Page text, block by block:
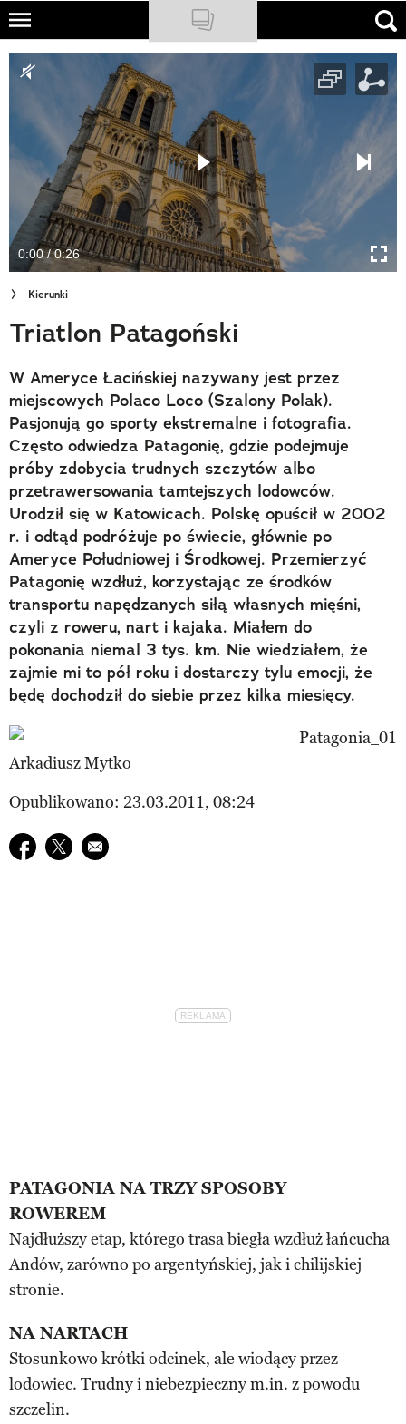
Skip
main
NATIONAL GEOGRAPHIC
PODCASTY
Sklep
Newsletter
Cuda Polski
Wielki Konkurs Fotograficzny
Trendbook Podróżniczy
Polecane
0:00 / 0:26
Kierunki
Triatlon Patagoński
W Ameryce Łacińskiej nazywany jest przez
miejscowych Polaco Loco (Szalony Polak).
Pasjonują go sporty ekstremalne i fotografia.
Często odwiedza Patagonię, gdzie podejmuje
próby zdobycia trudnych szczytów albo
przetrawersowania tamtejszych lodowców.
Urodził się w Katowicach. Polskę opuścił w 2002
r. i odtąd podróżuje po świecie, głównie po
Ameryce Południowej i Środkowej. Przemierzyć
Patagonię wzdłuż, korzystając ze środków
transportu napędzanych siłą własnych mięśni,
czyli z roweru, nart i kajaka. Miałem do
pokonania niemal 3 tys. km. Nie wiedziałem, że
zajmie mi to pół roku i dostarczy tylu emocji, że
będę dochodził do siebie przez kilka miesięcy.
Arkadiusz Mytko
Opublikowano: 23.03.2011, 08:24
Udostępnij na facebook
Udostępnij na twitter
E-mail do przyjaciela
PATAGONIA NA TRZY SPOSOBY
ROWEREM
Najdłuższy etap, którego trasa biegła wzdłuż łańcucha
Andów, zarówno po argentyńskiej, jak i chilijskiej
stronie.
NA NARTACH
Stosunkowo krótki odcinek, ale wiodący przez
lodowiec. Trudny i niebezpieczny m.in. z powodu
szczelin.